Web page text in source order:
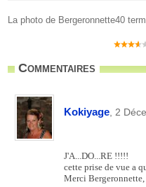
La photo de Bergeronnette40
Commentaires
Kokiyage , 2
J'A...DO...RE !!!!!
cette prise de vue a
Merci